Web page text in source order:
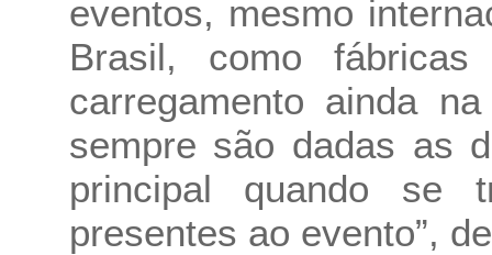
eventos, mesmo
Brasil, como
carregamento ainda
sempre são dadas as
principal quando se
presentes ao evento”,